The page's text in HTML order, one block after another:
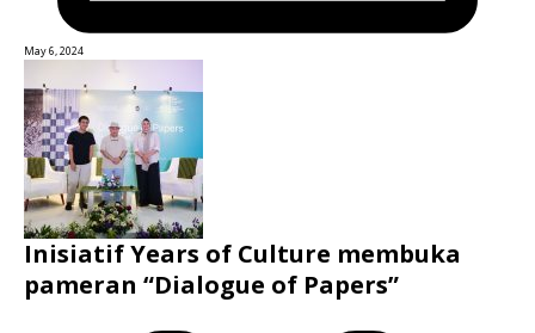
May 6, 2024
Inisiatif Years of Culture membuka
pameran “Dialogue of Papers”